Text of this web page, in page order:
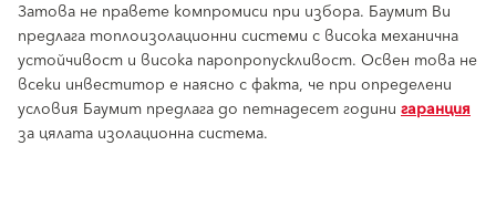
Затова не правете компромиси при избора. Баумит Ви
предлага топлоизолационни системи с висока механична
устойчивост и висока паропропускливост. Освен това не
всеки инвеститор е наясно с факта, че при определени
условия Баумит предлага до петнадесет години гаранция
за цялата изолационна система.